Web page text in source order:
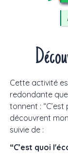
Cette activité
redondante
tonnent :
découvrent
suivie de :
“C’est quoi